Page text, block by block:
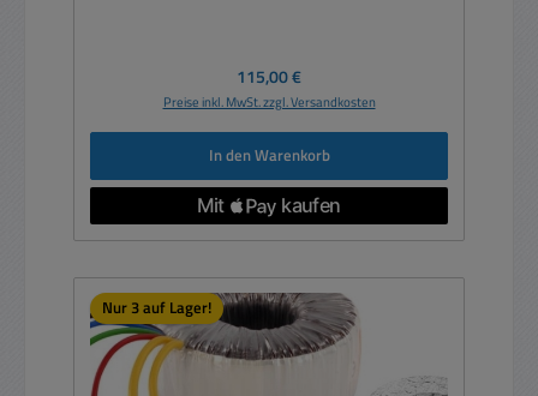
Regulärer Preis:
115,00 €
Preise inkl. MwSt. zzgl. Versandkosten
In den Warenkorb
Nur 3 auf Lager!